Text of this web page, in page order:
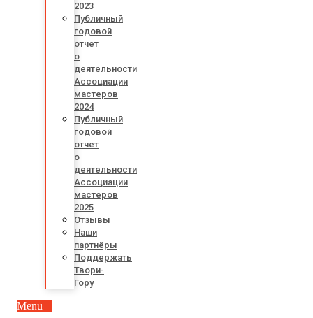
2023
Публичный
годовой
отчет
о
деятельности
Ассоциации
мастеров
2024
Публичный
годовой
отчет
о
деятельности
Ассоциации
мастеров
2025
Отзывы
Наши
партнёры
Поддержать
Твори-
Гору
Menu